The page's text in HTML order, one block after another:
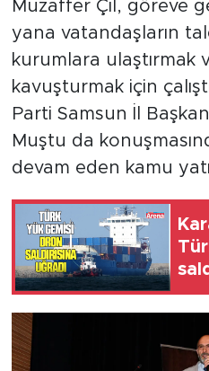
Muzaffer Çil, göreve
yana vatandaşların
kurumlara ulaştırmak
kavuşturmak için
Parti Samsun İl
Muştu da
devam eden kamu